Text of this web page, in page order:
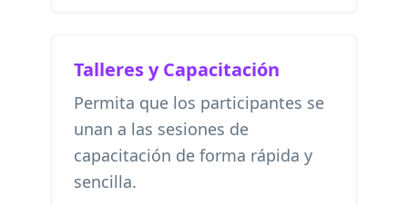
Talleres y Capacitación
Permita que los participantes se
unan a las sesiones de
capacitación de forma rápida y
sencilla.